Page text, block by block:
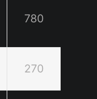
780
270